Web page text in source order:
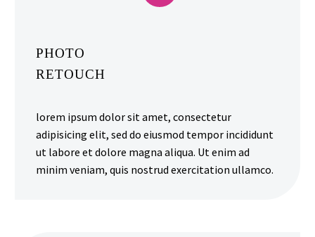
PHOTO
RETOUCH
lorem ipsum dolor sit amet, consectetur
adipisicing elit, sed do eiusmod tempor incididunt
ut labore et dolore magna aliqua. Ut enim ad
minim veniam, quis nostrud exercitation ullamco.